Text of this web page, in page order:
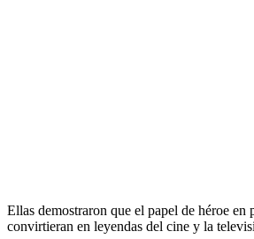
Ellas demostraron que el papel de héroe
convirtieran en leyendas del cine y la